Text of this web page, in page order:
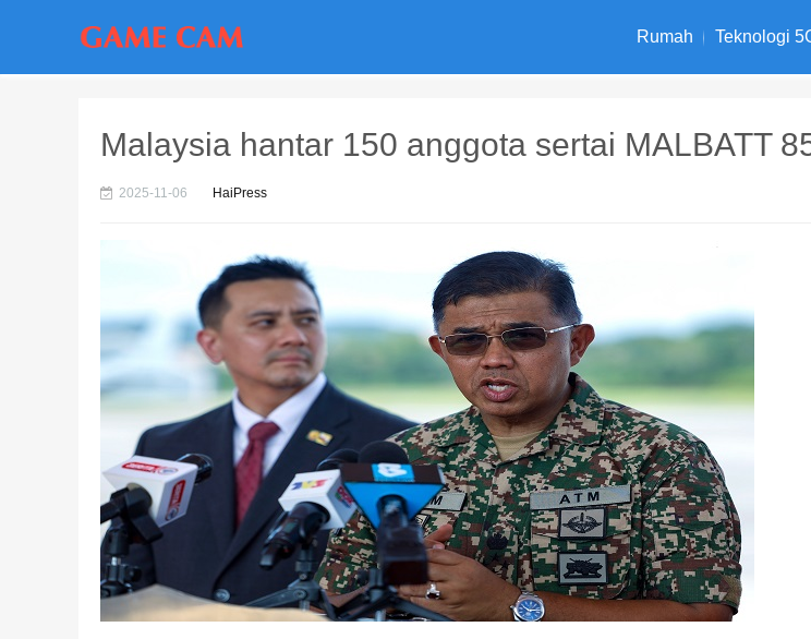
Rumah Teknologi
Malaysia hantar 150 anggota sertai MALBATT
2025-11-06 HaiPress